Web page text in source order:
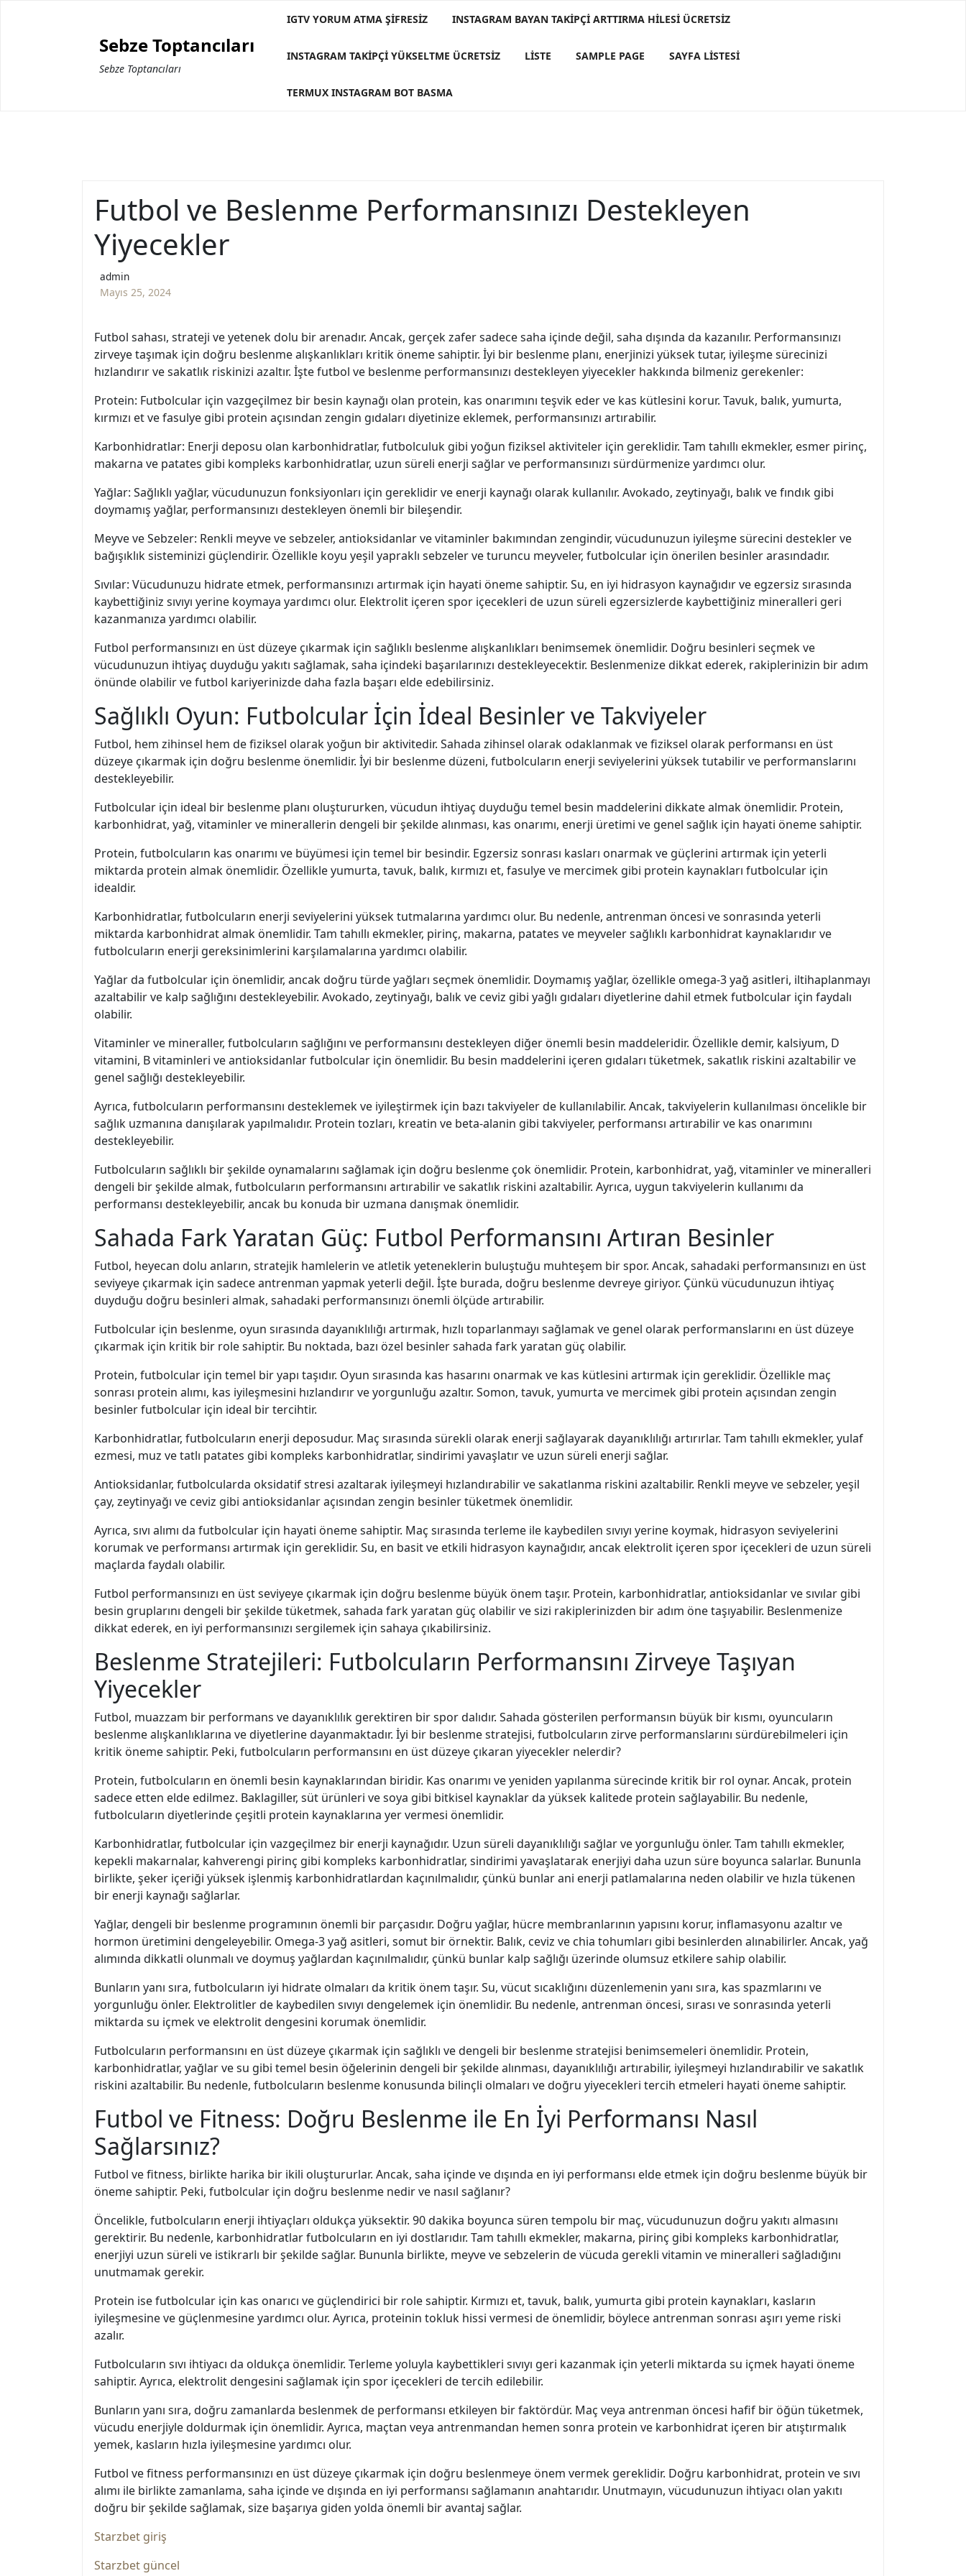
Sebze Toptancıları
Sebze Toptancıları
IGTV YORUM ATMA ŞIFRESIZ INSTAGRAM BAYAN TAKIPÇI ARTTIRMA HILESI ÜCRETSIZ
INSTAGRAM TAKIPÇI YÜKSELTME ÜCRETSIZ LISTE SAMPLE PAGE SAYFA LISTESI
TERMUX INSTAGRAM BOT BASMA
Futbol ve Beslenme Performansınızı Destekleyen
Yiyecekler
admin
Mayıs 25, 2024
Futbol sahası, strateji ve yetenek dolu bir arenadır. Ancak, gerçek zafer sadece saha içinde değil, saha dışında da kazanılır. Performansınızı
zirveye taşımak için doğru beslenme alışkanlıkları kritik öneme sahiptir. İyi bir beslenme planı, enerjinizi yüksek tutar, iyileşme sürecinizi
hızlandırır ve sakatlık riskinizi azaltır. İşte futbol ve beslenme performansınızı destekleyen yiyecekler hakkında bilmeniz gerekenler:
Protein: Futbolcular için vazgeçilmez bir besin kaynağı olan protein, kas onarımını teşvik eder ve kas kütlesini korur. Tavuk, balık, yumurta,
kırmızı et ve fasulye gibi protein açısından zengin gıdaları diyetinize eklemek, performansınızı artırabilir.
Karbonhidratlar: Enerji deposu olan karbonhidratlar, futbolculuk gibi yoğun fiziksel aktiviteler için gereklidir. Tam tahıllı ekmekler, esmer pirinç,
makarna ve patates gibi kompleks karbonhidratlar, uzun süreli enerji sağlar ve performansınızı sürdürmenize yardımcı olur.
Yağlar: Sağlıklı yağlar, vücudunuzun fonksiyonları için gereklidir ve enerji kaynağı olarak kullanılır. Avokado, zeytinyağı, balık ve fındık gibi
doymamış yağlar, performansınızı destekleyen önemli bir bileşendir.
Meyve ve Sebzeler: Renkli meyve ve sebzeler, antioksidanlar ve vitaminler bakımından zengindir, vücudunuzun iyileşme sürecini destekler ve
bağışıklık sisteminizi güçlendirir. Özellikle koyu yeşil yapraklı sebzeler ve turuncu meyveler, futbolcular için önerilen besinler arasındadır.
Sıvılar: Vücudunuzu hidrate etmek, performansınızı artırmak için hayati öneme sahiptir. Su, en iyi hidrasyon kaynağıdır ve egzersiz sırasında
kaybettiğiniz sıvıyı yerine koymaya yardımcı olur. Elektrolit içeren spor içecekleri de uzun süreli egzersizlerde kaybettiğiniz mineralleri geri
kazanmanıza yardımcı olabilir.
Futbol performansınızı en üst düzeye çıkarmak için sağlıklı beslenme alışkanlıkları benimsemek önemlidir. Doğru besinleri seçmek ve
vücudunuzun ihtiyaç duyduğu yakıtı sağlamak, saha içindeki başarılarınızı destekleyecektir. Beslenmenize dikkat ederek, rakiplerinizin bir adım
önünde olabilir ve futbol kariyerinizde daha fazla başarı elde edebilirsiniz.
Sağlıklı Oyun: Futbolcular İçin İdeal Besinler ve Takviyeler
Futbol, hem zihinsel hem de fiziksel olarak yoğun bir aktivitedir. Sahada zihinsel olarak odaklanmak ve fiziksel olarak performansı en üst
düzeye çıkarmak için doğru beslenme önemlidir. İyi bir beslenme düzeni, futbolcuların enerji seviyelerini yüksek tutabilir ve performanslarını
destekleyebilir.
Futbolcular için ideal bir beslenme planı oluştururken, vücudun ihtiyaç duyduğu temel besin maddelerini dikkate almak önemlidir. Protein,
karbonhidrat, yağ, vitaminler ve minerallerin dengeli bir şekilde alınması, kas onarımı, enerji üretimi ve genel sağlık için hayati öneme sahiptir.
Protein, futbolcuların kas onarımı ve büyümesi için temel bir besindir. Egzersiz sonrası kasları onarmak ve güçlerini artırmak için yeterli
miktarda protein almak önemlidir. Özellikle yumurta, tavuk, balık, kırmızı et, fasulye ve mercimek gibi protein kaynakları futbolcular için
idealdir.
Karbonhidratlar, futbolcuların enerji seviyelerini yüksek tutmalarına yardımcı olur. Bu nedenle, antrenman öncesi ve sonrasında yeterli
miktarda karbonhidrat almak önemlidir. Tam tahıllı ekmekler, pirinç, makarna, patates ve meyveler sağlıklı karbonhidrat kaynaklarıdır ve
futbolcuların enerji gereksinimlerini karşılamalarına yardımcı olabilir.
Yağlar da futbolcular için önemlidir, ancak doğru türde yağları seçmek önemlidir. Doymamış yağlar, özellikle omega-3 yağ asitleri, iltihaplanmayı
azaltabilir ve kalp sağlığını destekleyebilir. Avokado, zeytinyağı, balık ve ceviz gibi yağlı gıdaları diyetlerine dahil etmek futbolcular için faydalı
olabilir.
Vitaminler ve mineraller, futbolcuların sağlığını ve performansını destekleyen diğer önemli besin maddeleridir. Özellikle demir, kalsiyum, D
vitamini, B vitaminleri ve antioksidanlar futbolcular için önemlidir. Bu besin maddelerini içeren gıdaları tüketmek, sakatlık riskini azaltabilir ve
genel sağlığı destekleyebilir.
Ayrıca, futbolcuların performansını desteklemek ve iyileştirmek için bazı takviyeler de kullanılabilir. Ancak, takviyelerin kullanılması öncelikle bir
sağlık uzmanına danışılarak yapılmalıdır. Protein tozları, kreatin ve beta-alanin gibi takviyeler, performansı artırabilir ve kas onarımını
destekleyebilir.
Futbolcuların sağlıklı bir şekilde oynamalarını sağlamak için doğru beslenme çok önemlidir. Protein, karbonhidrat, yağ, vitaminler ve mineralleri
dengeli bir şekilde almak, futbolcuların performansını artırabilir ve sakatlık riskini azaltabilir. Ayrıca, uygun takviyelerin kullanımı da
performansı destekleyebilir, ancak bu konuda bir uzmana danışmak önemlidir.
Sahada Fark Yaratan Güç: Futbol Performansını Artıran Besinler
Futbol, heyecan dolu anların, stratejik hamlelerin ve atletik yeteneklerin buluştuğu muhteşem bir spor. Ancak, sahadaki performansınızı en üst
seviyeye çıkarmak için sadece antrenman yapmak yeterli değil. İşte burada, doğru beslenme devreye giriyor. Çünkü vücudunuzun ihtiyaç
duyduğu doğru besinleri almak, sahadaki performansınızı önemli ölçüde artırabilir.
Futbolcular için beslenme, oyun sırasında dayanıklılığı artırmak, hızlı toparlanmayı sağlamak ve genel olarak performanslarını en üst düzeye
çıkarmak için kritik bir role sahiptir. Bu noktada, bazı özel besinler sahada fark yaratan güç olabilir.
Protein, futbolcular için temel bir yapı taşıdır. Oyun sırasında kas hasarını onarmak ve kas kütlesini artırmak için gereklidir. Özellikle maç
sonrası protein alımı, kas iyileşmesini hızlandırır ve yorgunluğu azaltır. Somon, tavuk, yumurta ve mercimek gibi protein açısından zengin
besinler futbolcular için ideal bir tercihtir.
Karbonhidratlar, futbolcuların enerji deposudur. Maç sırasında sürekli olarak enerji sağlayarak dayanıklılığı artırırlar. Tam tahıllı ekmekler, yulaf
ezmesi, muz ve tatlı patates gibi kompleks karbonhidratlar, sindirimi yavaşlatır ve uzun süreli enerji sağlar.
Antioksidanlar, futbolcularda oksidatif stresi azaltarak iyileşmeyi hızlandırabilir ve sakatlanma riskini azaltabilir. Renkli meyve ve sebzeler, yeşil
çay, zeytinyağı ve ceviz gibi antioksidanlar açısından zengin besinler tüketmek önemlidir.
Ayrıca, sıvı alımı da futbolcular için hayati öneme sahiptir. Maç sırasında terleme ile kaybedilen sıvıyı yerine koymak, hidrasyon seviyelerini
korumak ve performansı artırmak için gereklidir. Su, en basit ve etkili hidrasyon kaynağıdır, ancak elektrolit içeren spor içecekleri de uzun süreli
maçlarda faydalı olabilir.
Futbol performansınızı en üst seviyeye çıkarmak için doğru beslenme büyük önem taşır. Protein, karbonhidratlar, antioksidanlar ve sıvılar gibi
besin gruplarını dengeli bir şekilde tüketmek, sahada fark yaratan güç olabilir ve sizi rakiplerinizden bir adım öne taşıyabilir. Beslenmenize
dikkat ederek, en iyi performansınızı sergilemek için sahaya çıkabilirsiniz.
Beslenme Stratejileri: Futbolcuların Performansını Zirveye Taşıyan
Yiyecekler
Futbol, muazzam bir performans ve dayanıklılık gerektiren bir spor dalıdır. Sahada gösterilen performansın büyük bir kısmı, oyuncuların
beslenme alışkanlıklarına ve diyetlerine dayanmaktadır. İyi bir beslenme stratejisi, futbolcuların zirve performanslarını sürdürebilmeleri için
kritik öneme sahiptir. Peki, futbolcuların performansını en üst düzeye çıkaran yiyecekler nelerdir?
Protein, futbolcuların en önemli besin kaynaklarından biridir. Kas onarımı ve yeniden yapılanma sürecinde kritik bir rol oynar. Ancak, protein
sadece etten elde edilmez. Baklagiller, süt ürünleri ve soya gibi bitkisel kaynaklar da yüksek kalitede protein sağlayabilir. Bu nedenle,
futbolcuların diyetlerinde çeşitli protein kaynaklarına yer vermesi önemlidir.
Karbonhidratlar, futbolcular için vazgeçilmez bir enerji kaynağıdır. Uzun süreli dayanıklılığı sağlar ve yorgunluğu önler. Tam tahıllı ekmekler,
kepekli makarnalar, kahverengi pirinç gibi kompleks karbonhidratlar, sindirimi yavaşlatarak enerjiyi daha uzun süre boyunca salarlar. Bununla
birlikte, şeker içeriği yüksek işlenmiş karbonhidratlardan kaçınılmalıdır, çünkü bunlar ani enerji patlamalarına neden olabilir ve hızla tükenen
bir enerji kaynağı sağlarlar.
Yağlar, dengeli bir beslenme programının önemli bir parçasıdır. Doğru yağlar, hücre membranlarının yapısını korur, inflamasyonu azaltır ve
hormon üretimini dengeleyebilir. Omega-3 yağ asitleri, somut bir örnektir. Balık, ceviz ve chia tohumları gibi besinlerden alınabilirler. Ancak, yağ
alımında dikkatli olunmalı ve doymuş yağlardan kaçınılmalıdır, çünkü bunlar kalp sağlığı üzerinde olumsuz etkilere sahip olabilir.
Bunların yanı sıra, futbolcuların iyi hidrate olmaları da kritik önem taşır. Su, vücut sıcaklığını düzenlemenin yanı sıra, kas spazmlarını ve
yorgunluğu önler. Elektrolitler de kaybedilen sıvıyı dengelemek için önemlidir. Bu nedenle, antrenman öncesi, sırası ve sonrasında yeterli
miktarda su içmek ve elektrolit dengesini korumak önemlidir.
Futbolcuların performansını en üst düzeye çıkarmak için sağlıklı ve dengeli bir beslenme stratejisi benimsemeleri önemlidir. Protein,
karbonhidratlar, yağlar ve su gibi temel besin öğelerinin dengeli bir şekilde alınması, dayanıklılığı artırabilir, iyileşmeyi hızlandırabilir ve sakatlık
riskini azaltabilir. Bu nedenle, futbolcuların beslenme konusunda bilinçli olmaları ve doğru yiyecekleri tercih etmeleri hayati öneme sahiptir.
Futbol ve Fitness: Doğru Beslenme ile En İyi Performansı Nasıl
Sağlarsınız?
Futbol ve fitness, birlikte harika bir ikili oluştururlar. Ancak, saha içinde ve dışında en iyi performansı elde etmek için doğru beslenme büyük bir
öneme sahiptir. Peki, futbolcular için doğru beslenme nedir ve nasıl sağlanır?
Öncelikle, futbolcuların enerji ihtiyaçları oldukça yüksektir. 90 dakika boyunca süren tempolu bir maç, vücudunuzun doğru yakıtı almasını
gerektirir. Bu nedenle, karbonhidratlar futbolcuların en iyi dostlarıdır. Tam tahıllı ekmekler, makarna, pirinç gibi kompleks karbonhidratlar,
enerjiyi uzun süreli ve istikrarlı bir şekilde sağlar. Bununla birlikte, meyve ve sebzelerin de vücuda gerekli vitamin ve mineralleri sağladığını
unutmamak gerekir.
Protein ise futbolcular için kas onarıcı ve güçlendirici bir role sahiptir. Kırmızı et, tavuk, balık, yumurta gibi protein kaynakları, kasların
iyileşmesine ve güçlenmesine yardımcı olur. Ayrıca, proteinin tokluk hissi vermesi de önemlidir, böylece antrenman sonrası aşırı yeme riski
azalır.
Futbolcuların sıvı ihtiyacı da oldukça önemlidir. Terleme yoluyla kaybettikleri sıvıyı geri kazanmak için yeterli miktarda su içmek hayati öneme
sahiptir. Ayrıca, elektrolit dengesini sağlamak için spor içecekleri de tercih edilebilir.
Bunların yanı sıra, doğru zamanlarda beslenmek de performansı etkileyen bir faktördür. Maç veya antrenman öncesi hafif bir öğün tüketmek,
vücudu enerjiyle doldurmak için önemlidir. Ayrıca, maçtan veya antrenmandan hemen sonra protein ve karbonhidrat içeren bir atıştırmalık
yemek, kasların hızla iyileşmesine yardımcı olur.
Futbol ve fitness performansınızı en üst düzeye çıkarmak için doğru beslenmeye önem vermek gereklidir. Doğru karbonhidrat, protein ve sıvı
alımı ile birlikte zamanlama, saha içinde ve dışında en iyi performansı sağlamanın anahtarıdır. Unutmayın, vücudunuzun ihtiyacı olan yakıtı
doğru bir şekilde sağlamak, size başarıya giden yolda önemli bir avantaj sağlar.
Starzbet giriş
Starzbet güncel